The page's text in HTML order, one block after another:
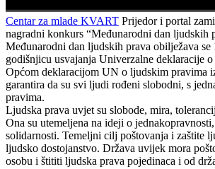
Centar za mlade KVART Prijedor i portal
nagradni konkurs “Međunarodni dan ljudskih
Međunarodni dan ljudskih prava obilježava se
godišnjicu usvajanja Univerzalne deklaracije
Općom deklaracijom UN o ljudskim pravima
garantira da su svi ljudi rođeni slobodni, s
pravima.
Ljudska prava uvjet su slobode, mira,
Ona su utemeljena na ideji o
solidarnosti. Temeljni cilj poštovanja i zaštite
ljudsko dostojanstvo. Država uvijek mora
osobu i štititi ljudska prava pojedinaca i od